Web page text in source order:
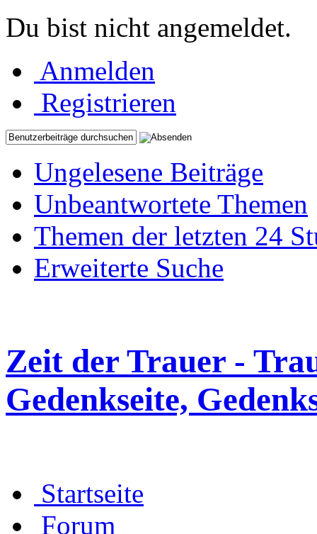
Du bist nicht angemeldet.
Anmelden
Registrieren
Ungelesene Beiträge
Unbeantwortete Themen
Themen der letzten 24
Erweiterte Suche
Zeit der Trauer -
Gedenkseite,
Startseite
Forum